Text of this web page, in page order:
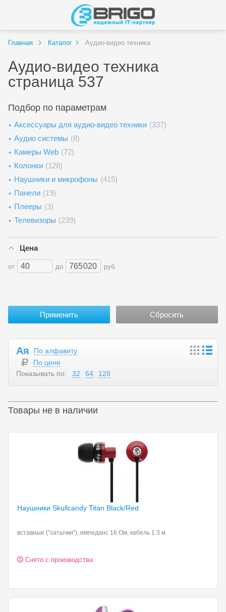
Главная Каталог Аудио-видео техника
Аудио-видео техника
страница 537
Подбор по параметрам
Аксессуары для аудио-видео техники (337)
Аудио системы (8)
Камеры Web (72)
Колонки (128)
Наушники и микрофоны (415)
Панели (19)
Плееры (3)
Телевизоры (239)
Цена
от до руб.
Ая
По алфавиту
По цене
Показывать по:
32 64 128
Товары не в наличии
Наушники Skullcandy Titan Black/Red
вставные ("затычки"), импеданс 16 Ом, кабель 1.3 м
Снято с производства